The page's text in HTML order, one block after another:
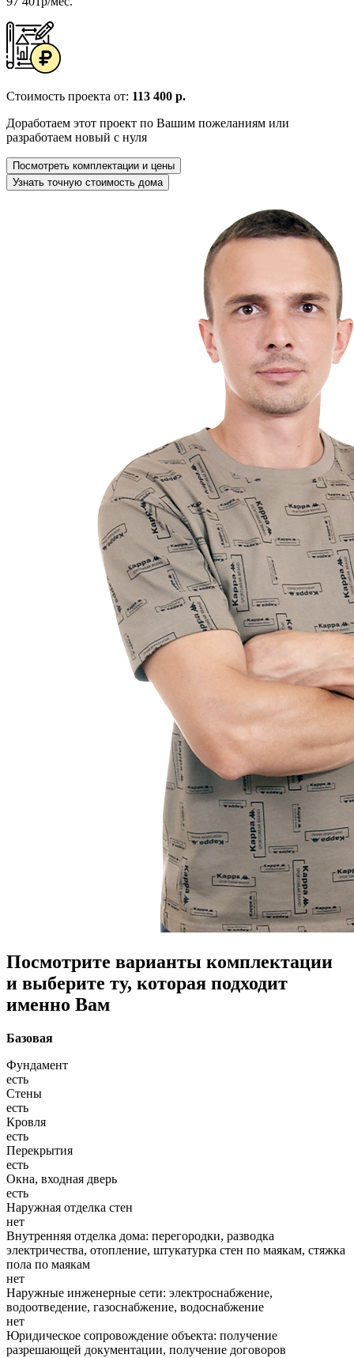
Стоимость проекта от: 113 400 р.
Доработаем этот проект по Вашим пожеланиям или
разработаем новый с нуля
Посмотреть комплектации и цены
Узнать точную стоимость дома
Посмотрите варианты комплектации
и выберите ту, которая подходит
именно Вам
Базовая
Фундамент
есть
Стены
есть
Кровля
есть
Перекрытия
есть
Окна, входная дверь
есть
Наружная отделка стен
нет
Внутренняя отделка дома: перегородки, разводка
электричества, отопление, штукатурка стен по маякам, стяжка
пола по маякам
нет
Наружные инженерные сети: электроснабжение,
водоотведение, газоснабжение, водоснабжение
нет
Юридическое сопровождение объекта: получение
разрешающей документации, получение договоров